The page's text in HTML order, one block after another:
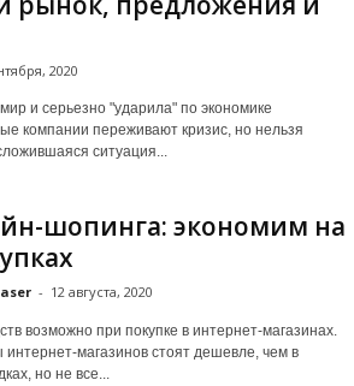
2020
и серьезно "ударила" по экономике
компании переживают кризис, но нельзя
ситуация...
шопинга: экономим на
- 12 августа, 2020
возможно при покупке в интернет-магазинах.
интернет-магазинов стоят дешевле, чем в
но не все...